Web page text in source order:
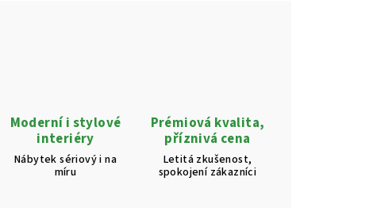
Moderní i stylové
interiéry
Nábytek sériový i na
míru
Prémiová kvalita,
příznivá cena
Letitá zkušenost,
spokojení zákazníci